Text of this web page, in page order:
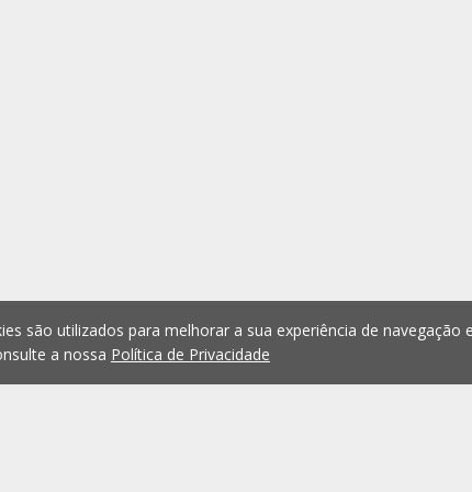
são utilizados para melhorar a sua experiência de navegação
a nossa Política de Privacidade